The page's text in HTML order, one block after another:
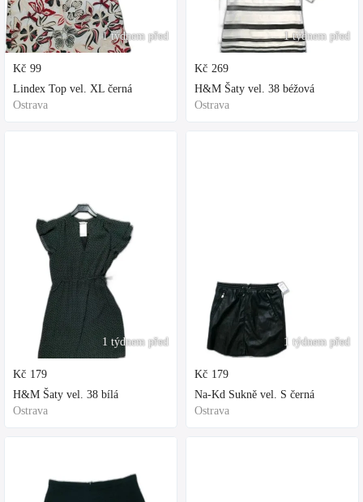
1 týdnem před
Kč 99
Lindex Top vel. XL černá
Ostrava
1 týdnem před
Kč 179
H&M Šaty vel. 38 bílá
Ostrava
1 týdnem před
Kč 269
H&M Šaty vel. 38 béžová
Ostrava
1 týdnem před
Kč 179
Na-Kd Sukně vel. S černá
Ostrava